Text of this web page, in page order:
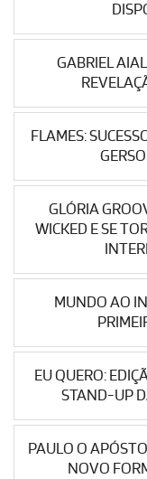
GABRIEL
FLAMES:
GLÓRIA
WICKED E SE
MUNDO AO
EU QUERO:
STAND-UP
PAULO O
NOVO